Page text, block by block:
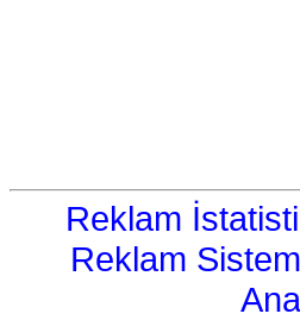
Reklam
Reklam